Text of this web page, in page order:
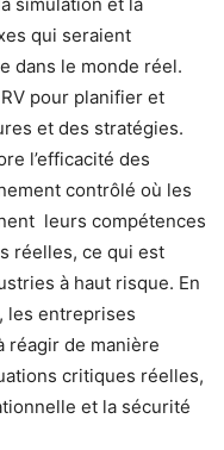
qui seraient
dans le monde réel.
pour planifier et
et des stratégies.
l’efficacité des
contrôlé où les
leurs compétences
réelles, ce qui est
à haut risque. En
les entreprises
réagir de manière
critiques réelles,
et la sécurité